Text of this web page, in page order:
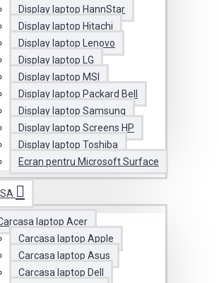
Display laptop HannStar
Display laptop Hitachi
Display laptop Lenovo
Display laptop LG
Display laptop MSI
Display laptop Packard Bell
Display laptop Samsung
Display laptop Screens HP
Display laptop Toshiba
Ecran pentru Microsoft Surface
laptop Acer
Carcasa laptop Apple
Carcasa laptop Asus
Carcasa laptop Dell